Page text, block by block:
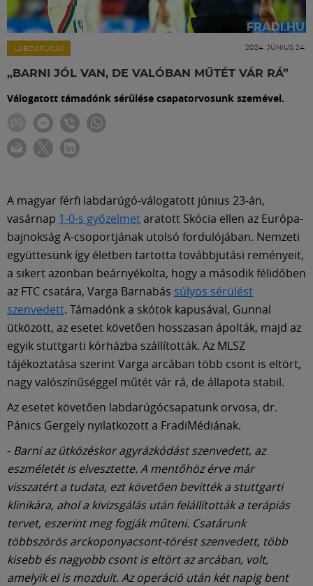
LABDARÚGÁS 2024. JÚNIUS 24.
„BARNI JÓL VAN, DE VALÓBAN MŰTÉT VÁR RÁ”
Válogatott támadónk sérülése csapatorvosunk szemével.
A magyar férfi labdarúgó-válogatott június 23-án,
vasárnap 1-0-s győzelmetaratott Skócia ellen az Európa-
bajnokság A-csoportjának utolsó fordulójában. Nemzeti
együttesünk így életben tartotta továbbjutási reményeit,
a sikert azonban beárnyékolta, hogy a második félidőben
az FTC csatára, Varga Barnabás súlyos sérülést
szenvedett. Támadónk a skótok kapusával, Gunnal
ütközött, az esetet követően hosszasan ápolták, majd az
egyik stuttgarti kórházba szállították. Az MLSZ
tájékoztatása szerint Varga arcában több csont is eltört,
nagy valószínűséggel műtét vár rá, de állapota stabil.
Az esetet követően labdarúgócsapatunk orvosa, dr.
Pánics Gergely nyilatkozott a FradiMédiának.
- Barni az ütközéskor agyrázkódást szenvedett, az
eszméletét is elvesztette. A mentőhöz érve már
visszatért a tudata, ezt követően bevitték a stuttgarti
klinikára, ahol a kivizsgálás után felállították a terápiás
tervet, eszerint meg fogják műteni. Csatárunk
többszörös arckoponyacsont-törést szenvedett, több
kisebb és nagyobb csont is eltört az arcában, volt,
amelyik el is mozdult. Az operáció után két napig bent
Hírek
Labdarúgás
Szakosztályok
Meccscenter
Szolgáltatások
Shop
Közösség
Múzeum
English